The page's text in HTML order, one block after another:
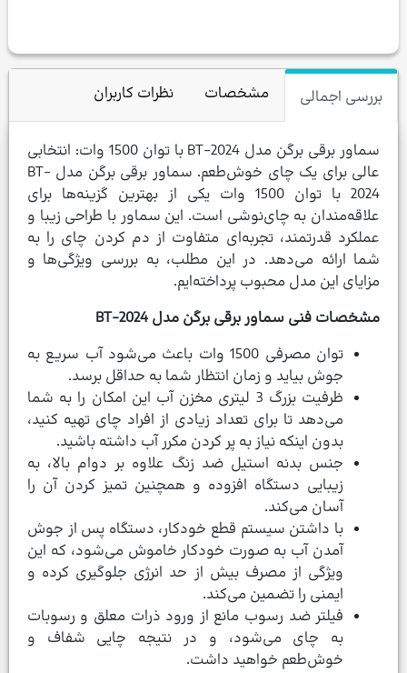
بررسی اجمالی مشخصات نظرات کاربران
سماور برقی برگن مدل BT-2024 با توان 1500 وات: انتخابی
عالی برای یک چای خوش‌طعم. سماور برقی برگن مدل BT-
2024 با توان 1500 وات یکی از بهترین گزینه‌ها برای
علاقه‌مندان به چای‌نوشی است. این سماور با طراحی زیبا و
عملکرد قدرتمند، تجربه‌ای متفاوت از دم کردن چای را به
شما ارائه می‌دهد. در این مطلب، به بررسی ویژگی‌ها و
مزایای این مدل محبوب پرداخته‌ایم.
مشخصات فنی سماور برقی برگن مدل BT-2024
توان مصرفی 1500 وات باعث می‌شود آب سریع به
جوش بیاید و زمان انتظار شما به حداقل برسد.
ظرفیت بزرگ 3 لیتری مخزن آب این امکان را به شما
می‌دهد تا برای تعداد زیادی از افراد چای تهیه کنید،
بدون اینکه نیاز به پر کردن مکرر آب داشته باشید.
جنس بدنه استیل ضد زنگ علاوه بر دوام بالا، به
زیبایی دستگاه افزوده و همچنین تمیز کردن آن را
آسان می‌کند.
با داشتن سیستم قطع خودکار، دستگاه پس از جوش
آمدن آب به صورت خودکار خاموش می‌شود، که این
ویژگی از مصرف بیش از حد انرژی جلوگیری کرده و
ایمنی را تضمین می‌کند.
فیلتر ضد رسوب مانع از ورود ذرات معلق و رسوبات
به چای می‌شود، و در نتیجه چایی شفاف و
خوش‌طعم خواهید داشت.